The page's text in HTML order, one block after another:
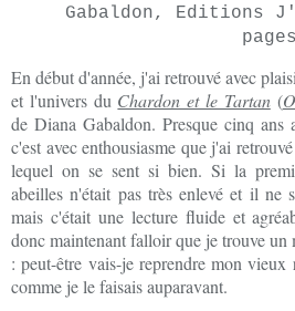
Gabaldon, Editions
pages
En début d'année, j'ai retrouvé avec
et l'univers du Chardon et le Tartan(
de Diana Gabaldon. Presque cinq ans
c'est avec enthousiasme que j'ai
lequel on se sent si bien. Si la
abeilles n'était pas très enlevé et il ne
mais c'était une lecture fluide et
donc maintenant falloir que je trouve un
: peut-être vais-je reprendre mon
comme je le faisais auparavant.